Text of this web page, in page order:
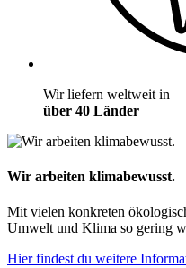
Wir liefern weltweit in
über 40 Länder
Wir arbeiten klimabewusst.
Mit vielen konkreten
Umwelt und Klima so gering
Hier findest du weitere